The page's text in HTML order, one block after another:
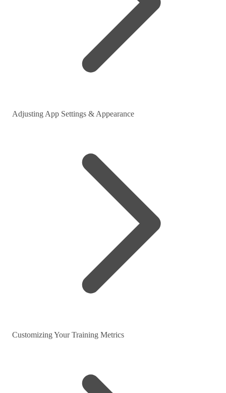
Adjusting App Settings & Appearance
Customizing Your Training Metrics